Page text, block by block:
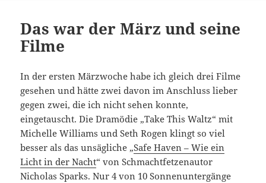
Das war der März und seine
Filme
In der ersten Märzwoche habe ich gleich drei Filme
gesehen und hätte zwei davon im Anschluss lieber
gegen zwei, die ich nicht sehen konnte,
eingetauscht. Die Dramödie „Take This Waltz“ mit
Michelle Williams und Seth Rogen klingt so viel
besser als das unsägliche „Safe Haven – Wie ein
Licht in der Nacht“ von Schmachtfetzenautor
Nicholas Sparks. Nur 4 von 10 Sonnenuntergänge